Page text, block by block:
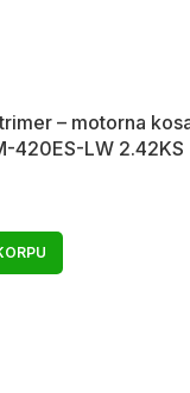
– motorna
420ES-LW 2.42KS